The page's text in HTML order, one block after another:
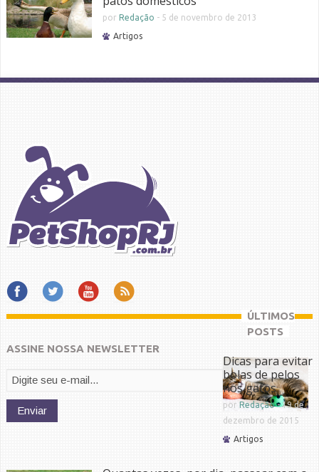
por Redação - 5 de novembro de 2013
Artigos
ASSINE NOSSA NEWSLETTER
ÚLTIMOS
POSTS
Dicas para evitar
bolas de pelos
nos gatos
por Redação-19 de
dezembro de 2015
Artigos